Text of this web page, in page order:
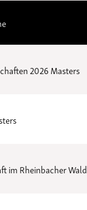
2026 Masters
im Rheinbacher Wald